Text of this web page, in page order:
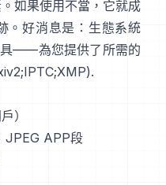
如果使用不當，它就成
。好消息是：生態系統
——為您提供了所需的
;IPTC;XMP).
）
JPEG APP段